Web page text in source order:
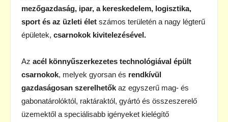
mezőgazdaság, ipar, a kereskedelem, logisztika,
sport és az üzleti élet számos területén a nagy légterű
épületek, csarnokok kivitelezésével.
Az acél könnyűszerkezetes technológiával épült
csarnokok, melyek gyorsan és rendkívül
gazdaságosan szerelhetők az egyszerű mag- és
gabonatárolóktól, raktáraktól, gyártó és összeszerelő
üzemektől a speciálisabb igényeket kielégítő